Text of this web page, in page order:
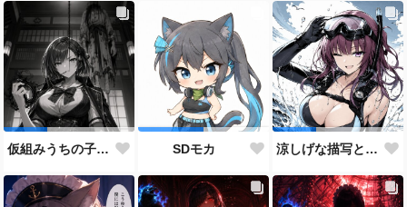
仮組みうちの子28人目にしてずっと作りたかった仕事人ポジション。 SDモカ 涼しげな描写とはをコンセプトにしたダイバー花梨先輩